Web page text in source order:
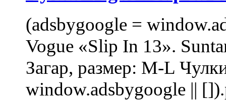
(adsbygoogle =
Vogue «Slip In 13».
Загар, размер: M-L
window.adsbygoogle ||